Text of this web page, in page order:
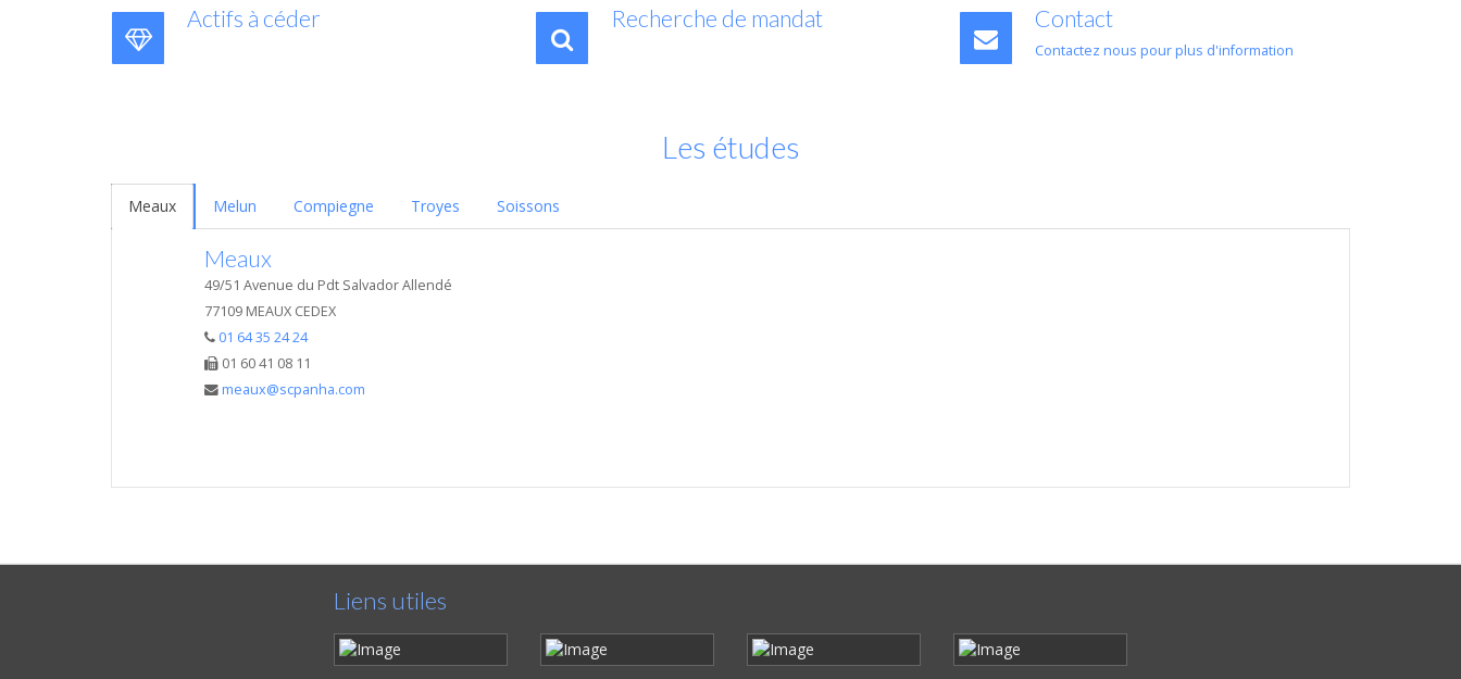
Actifs à céder Recherche de mandat Contact
Contactez nous pour plus d'information
Les études
Meaux Melun Compiegne Troyes Soissons
Meaux
49/51 Avenue du Pdt Salvador Allendé
77109 MEAUX CEDEX
01 64 35 24 24
01 60 41 08 11
meaux@scpanha.com
Liens utiles